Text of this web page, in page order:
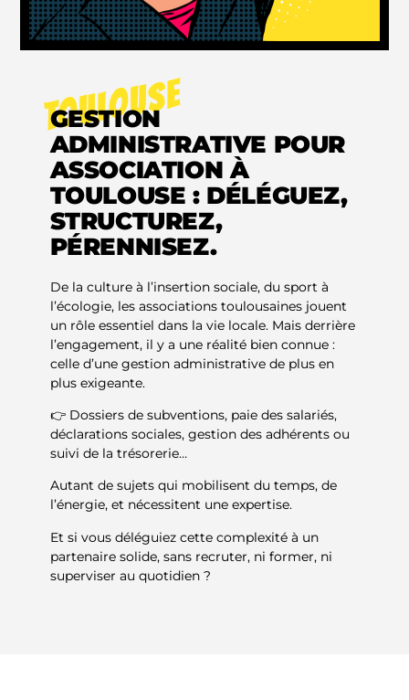
GESTION
ADMINISTRATIVE POUR
ASSOCIATION À
TOULOUSE : DÉLÉGUEZ,
STRUCTUREZ,
PÉRENNISEZ.
TOULOUSE
De la culture à l’insertion sociale, du sport à
l’écologie, les associations toulousaines jouent
un rôle essentiel dans la vie locale. Mais derrière
l’engagement, il y a une réalité bien connue :
celle d’une gestion administrative de plus en
plus exigeante.
👉 Dossiers de subventions, paie des salariés,
déclarations sociales, gestion des adhérents ou
suivi de la trésorerie…
Autant de sujets qui mobilisent du temps, de
l’énergie, et nécessitent une expertise.
Et si vous déléguiez cette complexité à un
partenaire solide, sans recruter, ni former, ni
superviser au quotidien ?